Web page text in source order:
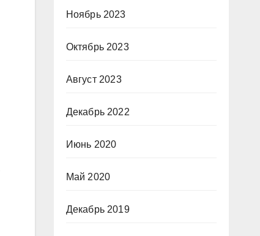
Ноябрь 2023
Октябрь 2023
Август 2023
Декабрь 2022
Июнь 2020
Май 2020
Декабрь 2019